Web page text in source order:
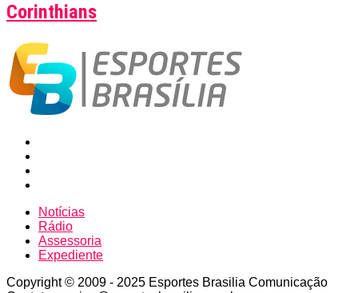
Corinthians
Notícias
Rádio
Assessoria
Expediente
Copyright © 2009 - 2025 Esportes Brasilia Comunicação